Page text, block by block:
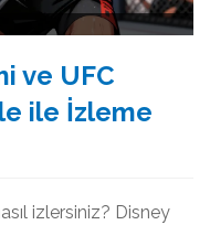
ve UFC
ile İzleme
izlersiniz? Disney